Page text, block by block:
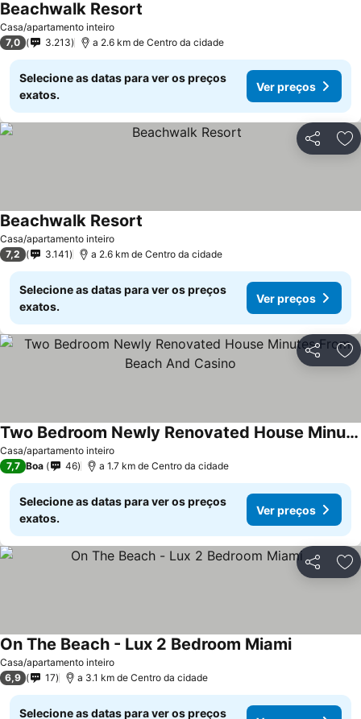
Casa/apartamento inteiro
Beachwalk Resort
7,0 3.213 a 2.6 km de Centro da cidade
Selecione as datas para ver os preços
exatos.
Ver preços
Partilhar
Casa/apartamento inteiro
Beachwalk Resort
7,2 3.141 a 2.6 km de Centro da cidade
Selecione as datas para ver os preços
exatos.
Ver preços
Partilhar
Casa/apartamento inteiro
Two Bedroom Newly Renovated House Minutes From Beach And Casino
7,7 Boa 46 a 1.7 km de Centro da cidade
Selecione as datas para ver os preços
exatos.
Ver preços
Partilhar
Casa/apartamento inteiro
On The Beach - Lux 2 Bedroom Miami
6,9 17 a 3.1 km de Centro da cidade
Selecione as datas para ver os preços